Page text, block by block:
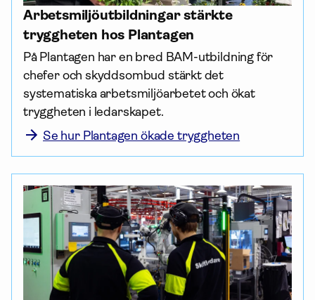
Arbets­miljö­utbildningar stärkte
tryggheten hos Plantagen
På Plantagen har en bred BAM-utbildning för
chefer och skydds­ombud stärkt det
systematiska arbets­miljö­arbetet och ökat
tryggheten i ledarskapet.
Se hur Plantagen ökade tryggheten